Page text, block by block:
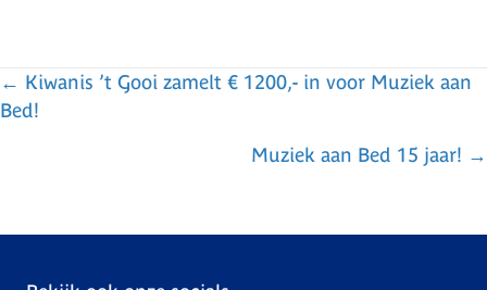
P
← Kiwanis ’t Gooi zamelt € 1200,- in voor Muziek aan
Bed!
Muziek aan Bed 15 jaar! →